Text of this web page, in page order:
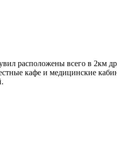
расположены всего в 2км
кафе и медицинские